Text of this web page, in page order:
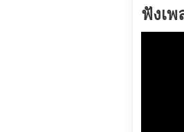
ฟังเพ